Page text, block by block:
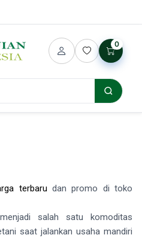
0
terbaru dan promo di toko
salah satu komoditas
saat jalankan usaha mandiri